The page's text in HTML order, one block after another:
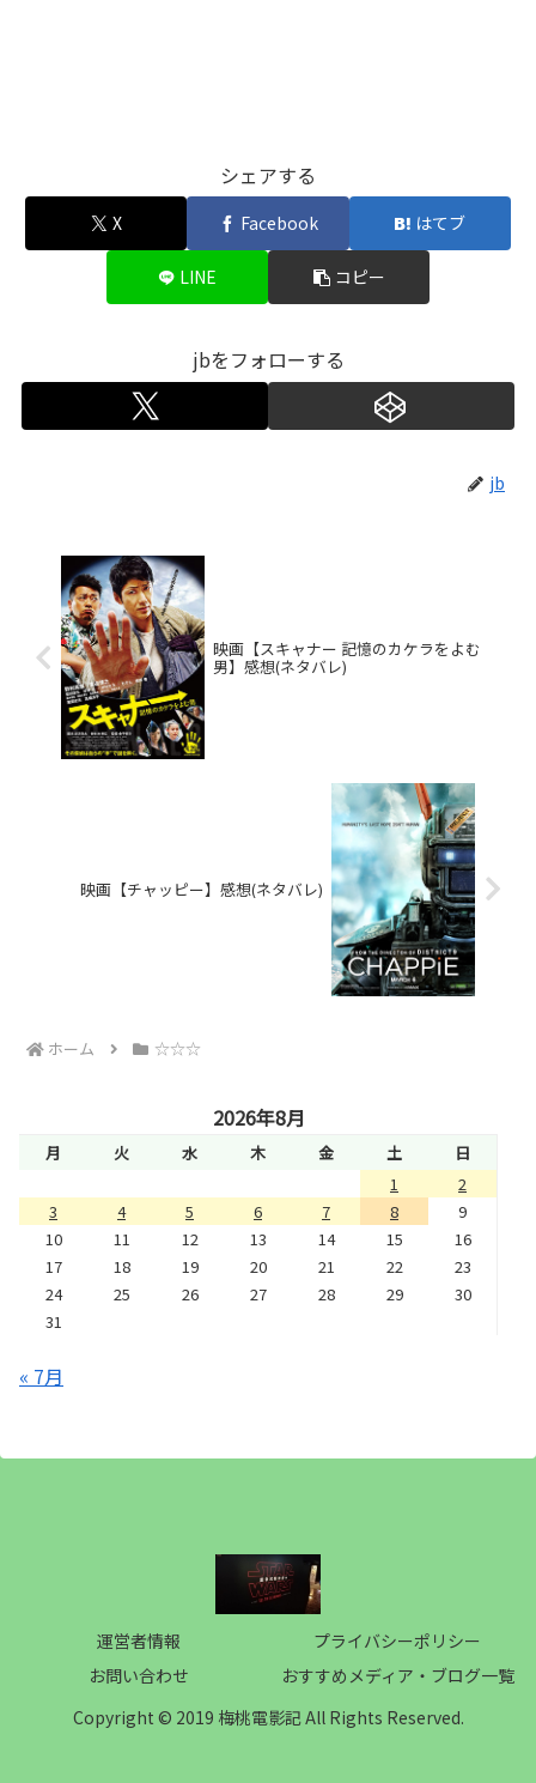
シェアする
X Facebook はてブ
LINE コピー
jbをフォローする
jb
映画【スキャナー 記憶のカケラをよむ
男】感想(ネタバレ)
映画【チャッピー】感想(ネタバレ)
ホーム ☆☆☆
2026年8月
月 火 水 木 金 土
日
1
2
3
4 5 6 7 8
9
10
11 12 13 14 15
16
17
18 19 20 21 22
23
24
25 26 27 28 29
30
31
« 7月
運営者情報
プライバシーポリシー
お問い合わせ
おすすめメディア・ブログ一覧
Copyright © 2019 梅桃電影記 All Rights Reserved.